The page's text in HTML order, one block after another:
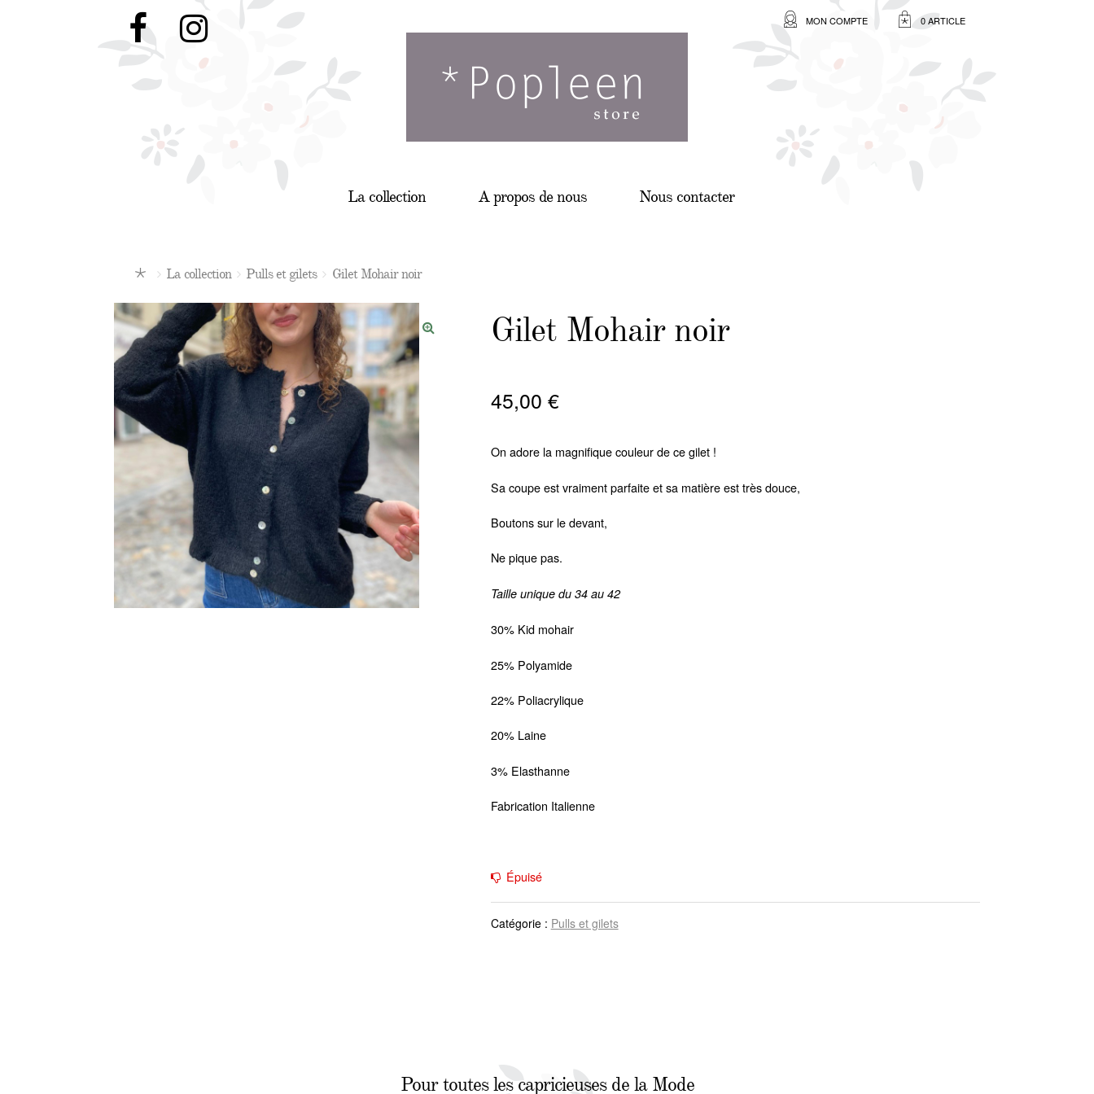
Aller
Aller
MON COMPTE
La collection A propos de nous Nous contacter
0 ARTICLE
cu
eil
La collection Pulls et gilets Gilet Mohair noir
Gilet Mohair noir
45,00 €
On adore la magnifique couleur de ce gilet !
Sa coupe est vraiment parfaite et sa matière est très douce,
Boutons sur le devant,
Ne pique pas.
Taille unique du 34 au 42
30% Kid mohair
25% Polyamide
22% Poliacrylique
20% Laine
3% Elasthanne
Fabrication Italienne
Épuisé
Catégorie : Pulls et gilets
Pour toutes les capricieuses de la Mode